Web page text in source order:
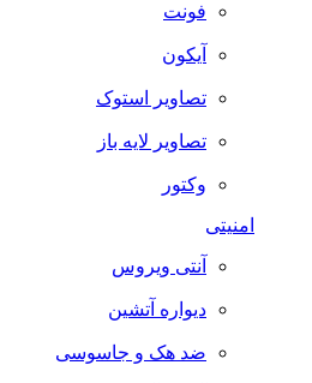
فونت
آیکون
تصاویر استوک
تصاویر لایه باز
وکتور
امنیتی
آنتی ویروس
دیواره آتشین
ضد هک و جاسوسی